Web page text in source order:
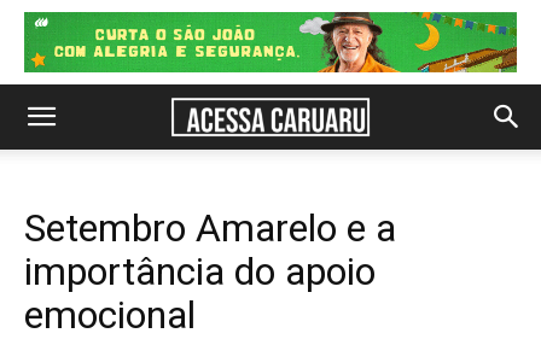
Setembro Amarelo e a
importância do apoio
emocional